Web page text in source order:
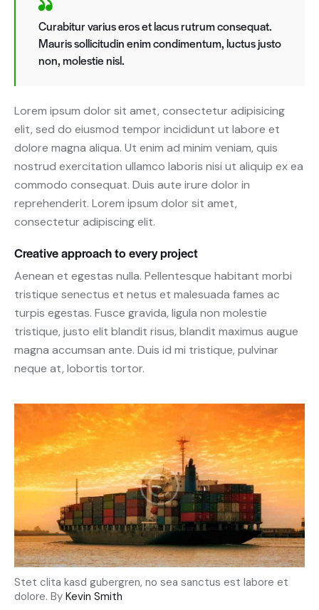
Curabitur varius eros et lacus rutrum consequat.
Mauris sollicitudin enim condimentum, luctus justo
non, molestie nisl.
Lorem ipsum dolor sit amet, consectetur adipisicing
elit, sed do eiusmod tempor incididunt ut labore et
dolore magna aliqua. Ut enim ad minim veniam, quis
nostrud exercitation ullamco laboris nisi ut aliquip ex ea
commodo consequat. Duis aute irure dolor in
reprehenderit. Lorem ipsum dolor sit amet,
consectetur adipiscing elit.
Creative approach to every project
Aenean et egestas nulla. Pellentesque habitant morbi
tristique senectus et netus et malesuada fames ac
turpis egestas. Fusce gravida, ligula non molestie
tristique, justo elit blandit risus, blandit maximus augue
magna accumsan ante. Duis id mi tristique, pulvinar
neque at, lobortis tortor.
Stet clita kasd gubergren, no sea sanctus est labore et
dolore. By Kevin Smith